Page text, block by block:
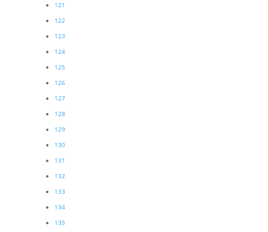
121
122
123
124
125
126
127
128
129
130
131
132
133
134
135